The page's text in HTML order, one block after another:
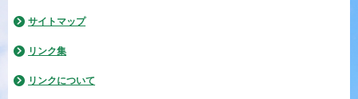
サイトマップ
リンク集
リンクについて